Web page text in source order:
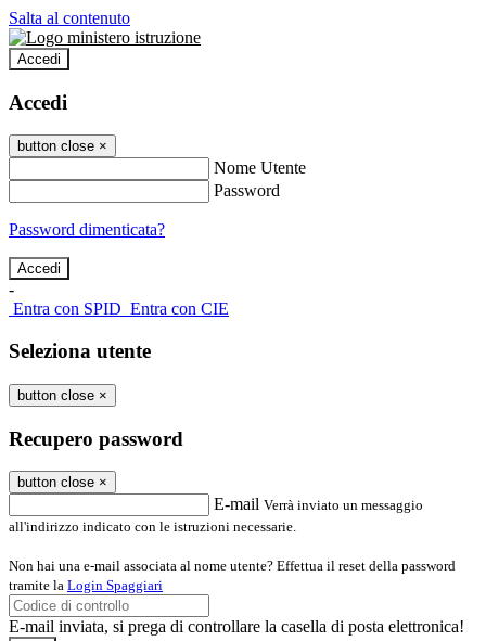
Salta al contenuto
Accedi
Accedi
button close ×
Nome Utente
Password
Password dimenticata?
-
Entra con SPID Entra con CIE
Seleziona utente
button close ×
Recupero password
button close ×
E-mail Verrà inviato un messaggio
all'indirizzo indicato con le istruzioni necessarie.
Non hai una e-mail associata al nome utente? Effettua il reset della password
tramite la Login Spaggiari
E-mail inviata, si prega di controllare la casella di posta elettronica!